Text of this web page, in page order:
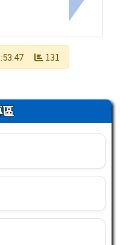
暑期泳訓班&小小救生員
下一筆：
131